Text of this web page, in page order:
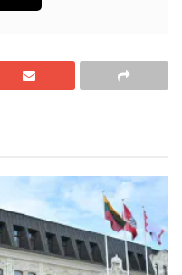
puikiai pasirodė
Varžydamiesi su
trenerių
Ščevinsko
ištvermę bei
net 11 įvairių